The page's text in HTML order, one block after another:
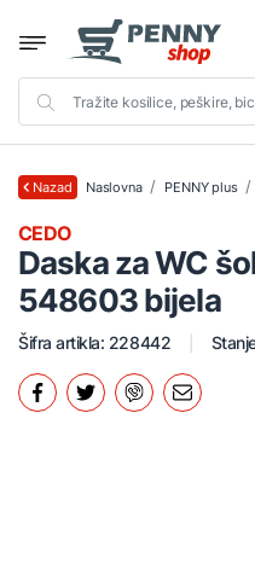
Nazad Naslovna PENNY plus
Daska za WC
548603 bijela
CEDO
Šifra artikla: 228442